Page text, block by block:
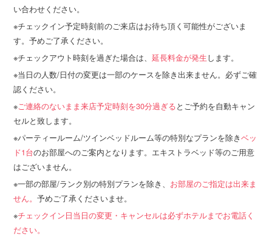
い合わせください。
チェックイン予定時刻前のご来店はお待ち頂く可能性がございま
す。予めご了承ください。
チェックアウト時刻を過ぎた場合は、延長料金が発生します。
当日の人数/日付の変更は一部のケースを除き出来ません。必ずご確
認ください。
ご連絡のないまま来店予定時刻を30分過ぎるとご予約を自動キャン
セルと致します。
パーティールーム/ツインベッドルーム等の特別なプランを除きベッ
ド1台のお部屋へのご案内となります。エキストラベッド等のご用意
はございません。
一部の部屋/ランク別の特別プランを除き、 お部屋のご指定は出来ま
せん。予めご了承くださいませ。
チェックイン日当日の変更・キャンセルは必ずホテルまでお電話く
ださい。